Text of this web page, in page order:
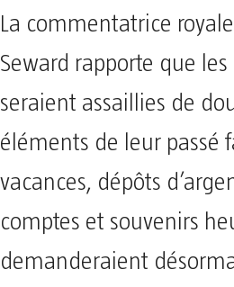
La commentatrice
Seward rapporte que les
seraient assaillies de
éléments de leur
vacances, dépôts
comptes et souvenirs
demanderaient